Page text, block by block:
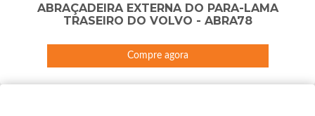
ABRAÇADEIRA EXTERNA DO PARA-LAMA
TRASEIRO DO VOLVO - ABRA78
Compre agora